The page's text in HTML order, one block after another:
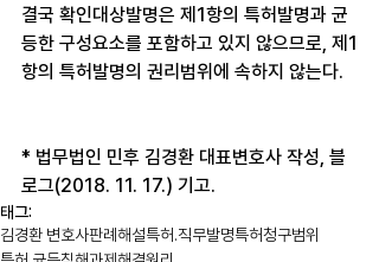
결국 확인대상발명은 제1항의 특허발명과 균
등한 구성요소를 포함하고 있지 않으므로, 제1
항의 특허발명의 권리범위에 속하지 않는다.
* 법무법인 민후 김경환 대표변호사 작성, 블
로그(2018. 11. 17.) 기고.
태그:
김경환 변호사판례해설특허.직무발명특허청구범위